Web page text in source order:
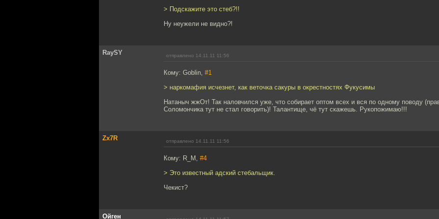
> Подскажите это стеб?!!
Ну неужели не видно?!
RaySY отправлено 14.11.11 11:56
Кому: Goblin, #1
> наркомафия исчезнет, как веточка сакуры в окрестностях Фукусимы
Натаныч жжОт! Так наловчился уже, что собирает оптом всех и вся по одному поводу
Соломончика тут не стал говорить)! Талантище, чё тут скажешь. Рукопожимаю!!!
Zx7R отправлено 14.11.11 11:56
Кому: R_M, #4
> Это известный адский стебальщик.
Чекист?
Ойген